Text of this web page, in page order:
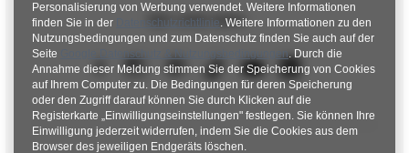
SEI UNS NAH
Personalisierung von Werbung verwendet. Weitere Informationen
finden Sie in der
Datenschutzrichtlinie. Weitere Informationen zu den
Nutzungsbedingungen und zum Datenschutz finden Sie auch auf der
Seite
Google Datenschutz & Nutzungsbedingungen. Durch die
Annahme dieser Meldung stimmen Sie der Speicherung von Cookies
auf Ihrem Computer zu. Die Bedingungen für deren Speicherung
oder den Zugriff darauf können Sie durch Klicken auf die
Registerkarte „Einwilligungseinstellungen" festlegen. Sie können Ihre
Einwilligung jederzeit widerrufen, indem Sie die Cookies aus dem
Browser des jeweiligen Endgeräts löschen.